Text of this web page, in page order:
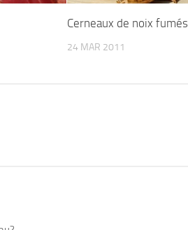
Cerneaux de noix fumés
24 MAR 2011